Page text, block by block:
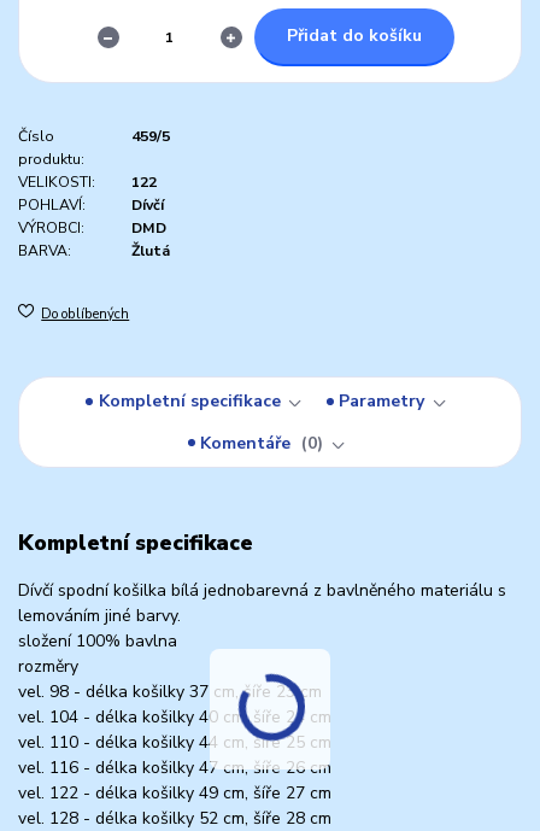
Přidat do košíku
Číslo
produktu:
459/5
VELIKOSTI:
122
POHLAVÍ:
Dívčí
VÝROBCI:
DMD
BARVA:
Žlutá
Do oblíbených
Kompletní specifikace
Parametry
Komentáře
0
Kompletní specifikace
Dívčí spodní košilka bílá jednobarevná z bavlněného materiálu s
lemováním jiné barvy.
složení 100% bavlna
rozměry
vel. 98 - délka košilky 37 cm, šíře 23 cm
vel. 104 - délka košilky 40 cm, šíře 24 cm
vel. 110 - délka košilky 44 cm, šíře 25 cm
vel. 116 - délka košilky 47 cm, šíře 26 cm
vel. 122 - délka košilky 49 cm, šíře 27 cm
vel. 128 - délka košilky 52 cm, šíře 28 cm